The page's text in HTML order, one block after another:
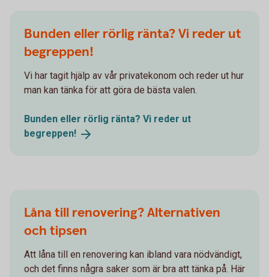
Bunden eller rörlig ränta? Vi reder ut
begreppen!
Vi har tagit hjälp av vår privatekonom och reder ut hur
man kan tänka för att göra de bästa valen.
Bunden eller rörlig ränta? Vi reder ut
begreppen!
Låna till renovering? Alternativen
och tipsen
Att låna till en renovering kan ibland vara nödvändigt,
och det finns några saker som är bra att tänka på. Här